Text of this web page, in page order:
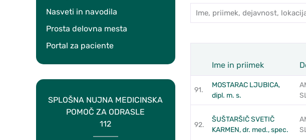
Nasveti in navodila
Prosta delovna mesta
Portal za paciente
SPLOŠNA NUJNA MEDICINSKA
POMOČ ZA ODRASLE
112
Iskanje po
Ime, priimek, dejavnost, lokacija
Zap.št.
Ime in priimek
91.
MOSTARAC LJUBICA,
dipl. m. s.
92.
ŠUŠTARŠIČ SVETIČ
KARMEN, dr. med., spec.